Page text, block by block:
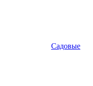
Садовые